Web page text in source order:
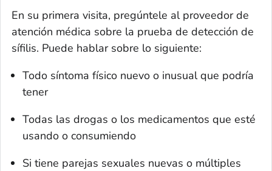
En su primera visita, pregúntele al proveedor de
atención médica sobre la prueba de detección de
sífilis. Puede hablar sobre lo siguiente:
Todo síntoma físico nuevo o inusual que podría
tener
Todas las drogas o los medicamentos que esté
usando o consumiendo
Si tiene parejas sexuales nuevas o múltiples